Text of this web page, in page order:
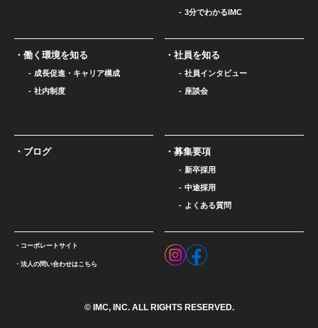
3分でわかるIMC
働く環境を知る
成長促進・キャリア構成
社内制度
社員を知る
社員インタビュー
座談会
ブログ 募集要項
新卒採用
中途採用
よくある質問
コーポレートサイト
法人の問い合わせはこちら
© IMC, INC. ALL RIGHTS RESERVED.